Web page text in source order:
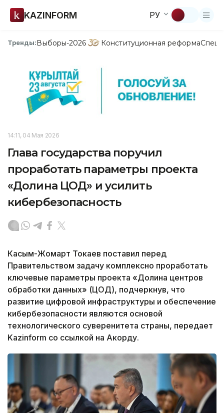
KAZINFORM РУ
Тренды:Выборы-2026 Конституционная реформа
14:11, 04 Мая 2026
Глава государства поручил
проработать параметры проекта
«Долина ЦОД» и усилить
кибербезопасность
Касым-Жомарт Токаев поставил перед
Правительством задачу комплексно проработать
ключевые параметры проекта «Долина центров
обработки данных» (ЦОД), подчеркнув, что
развитие цифровой инфраструктуры и обеспечение
кибербезопасности являются основой
технологического суверенитета страны, передает
Kazinform со ссылкой на Акорду.